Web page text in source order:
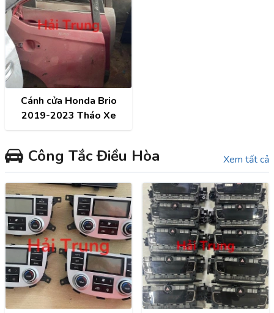
Cánh cửa Honda Brio
2019-2023 Tháo Xe
Công Tắc Điều Hòa Xem tất cả